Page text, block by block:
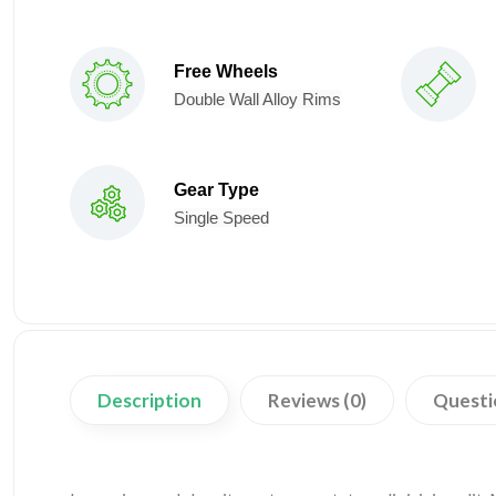
Free Wheels
Double Wall Alloy Rims
Gear Type
Single Speed
Description Reviews (0)